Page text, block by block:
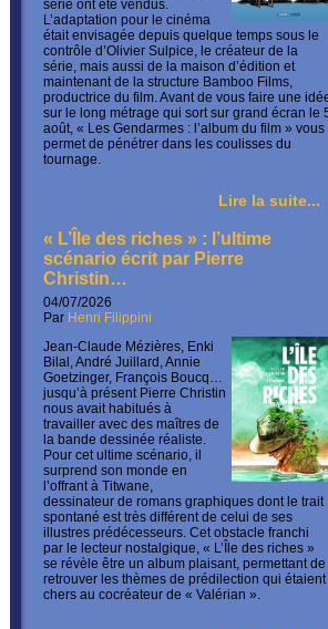
série ont été vendus.
L’adaptation pour le cinéma
était envisagée depuis quelque temps sous le
contrôle d’Olivier Sulpice, le créateur de la
série, mais aussi de la maison d’édition et
maintenant de la structure Bamboo Films,
productrice du film. Avant de vous faire une
sur le long métrage qui sort sur grand écran le
août, « Les Gendarmes : l’album du film » vous
permet de pénétrer dans les coulisses du
tournage.
Lire la suite...
« L’Île des riches » : l’ultime
scénario écrit par Pierre
Christin…
04/07/2026
Par Henri Filippini
Jean-Claude Mézières, Enki
Bilal, André Juillard, Annie
Goetzinger, François Boucq…
jusqu’à présent Pierre Christin
nous avait habitués à
travailler avec des maîtres de
la bande dessinée réaliste.
Pour cet ultime scénario, il
surprend son monde en
l’offrant à Titwane,
dessinateur de romans graphiques dont le trait
spontané est très différent de celui de ses
illustres prédécesseurs. Cet obstacle franchi
par le lecteur nostalgique, « L’Île des riches »
se révèle être un album plaisant, permettant de
retrouver les thèmes de prédilection qui étaient
chers au cocréateur de « Valérian ».